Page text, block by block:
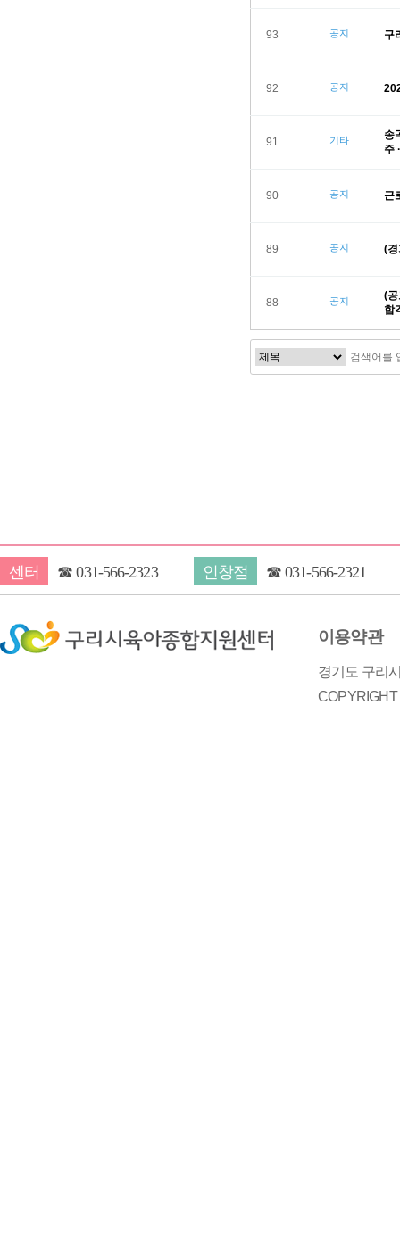
93 공지 구
92 공지
91 기타
송
주
90 공지 근
89 공지 (
88 공지
(
합
센터 ☎031-566-2323 인창점 ☎031-566-2321
이용약관
경기도 구리